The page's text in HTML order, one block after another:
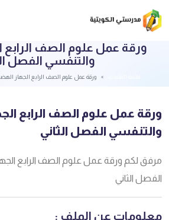
ورقة عمل علوم الصف الرابع
والتنفسي الفصل
ورقة عمل علوم الصف الرابع الجهاز
ورقة عمل علوم الصف الرابع
والتنفسي الفصل الثاني
مرفق لكم ورقة عمل علوم الصف الرابع
الفصل الثاني
معلومات عن الملف :